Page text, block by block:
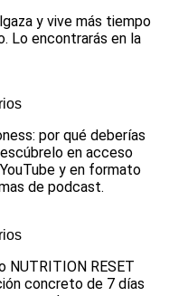
y vive más tiempo
Lo encontrarás en la
por qué deberías
en acceso
y en formato
de podcast.
RESET
concreto de 7 días